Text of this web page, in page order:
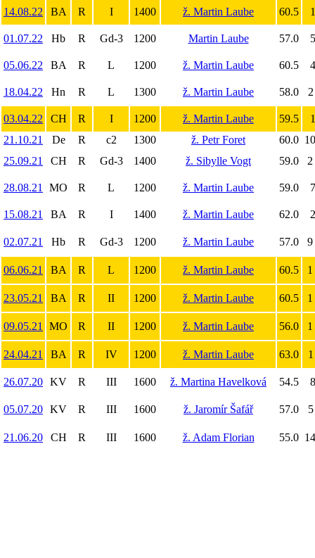
14.08.22
BA R I 1400 ž. Martin Laube 60.5
01.07.22 Hb R Gd-3 1200 Martin Laube 57.0
05.06.22 BA R L 1200 ž. Martin Laube 60.5
18.04.22 Hn R L 1300 ž. Martin Laube 58.0
03.04.22 CH R I 1200 ž. Martin Laube 59.5
21.10.21
De R c2 1300 ž. Petr Foret 60.0
25.09.21
CH R Gd-3 1400 ž. Sibylle Vogt 59.0
28.08.21 MO R L 1200 ž. Martin Laube 59.0
15.08.21 BA R I 1400 ž. Martin Laube 62.0
02.07.21 Hb R Gd-3 1200 ž. Martin Laube 57.0 9
06.06.21 BA R L 1200 ž. Martin Laube 60.5
23.05.21 BA R II 1200 ž. Martin Laube 60.5
09.05.21 MO R II 1200 ž. Martin Laube 56.0
24.04.21 BA R IV 1200 ž. Martin Laube 63.0
26.07.20 KV R III 1600 ž. Martina Havelková 54.5
05.07.20 KV R III 1600 ž. Jaromír Šafář 57.0
21.06.20 CH R III 1600 ž. Adam Florian 55.0